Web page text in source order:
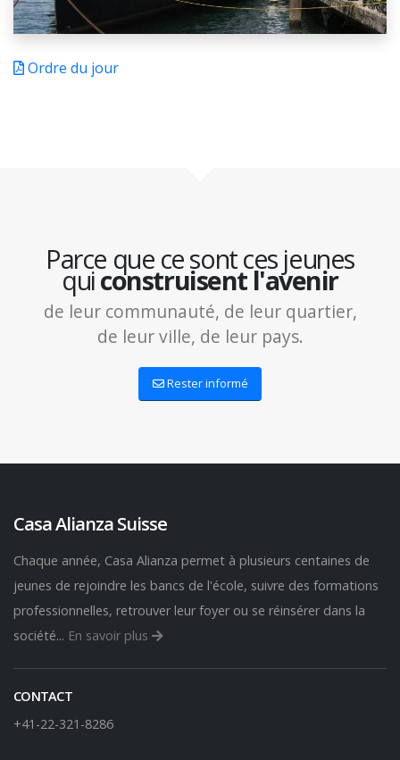
Ordre du jour
Parce que ce sont ces jeunes
quiconstruisent l'avenir
de leur communauté, de leur quartier,
de leur ville, de leur pays.
Rester informé
Casa Alianza Suisse
Chaque année, Casa Alianza permet à plusieurs centaines de
jeunes de rejoindre les bancs de l'école, suivre des formations
professionnelles, retrouver leur foyer ou se réinsérer dans la
société... En savoir plus
CONTACT
+41-22-321-8286